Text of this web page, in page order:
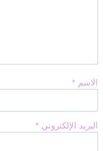
الاسم *
البريد الإلكتروني *